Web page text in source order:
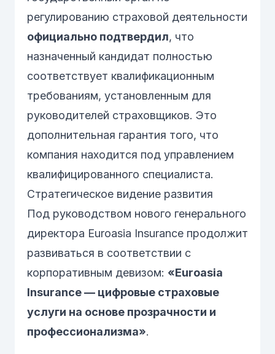
регулированию страховой деятельности
официально подтвердил, что
назначенный кандидат полностью
соответствует квалификационным
требованиям, установленным для
руководителей страховщиков. Это
дополнительная гарантия того, что
компания находится под управлением
квалифицированного специалиста.
Стратегическое видение развития
Под руководством нового генерального
директора Euroasia Insurance продолжит
развиваться в соответствии с
корпоративным девизом: «Euroasia
Insurance — цифровые страховые
услуги на основе прозрачности и
профессионализма».